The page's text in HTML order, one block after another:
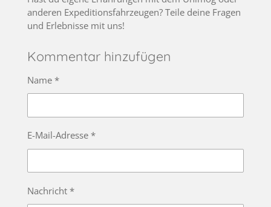
anderen Expeditionsfahrzeugen? Teile deine Fragen
und Erlebnisse mit uns!
Kommentar hinzufügen
Name *
E-Mail-Adresse *
Nachricht *